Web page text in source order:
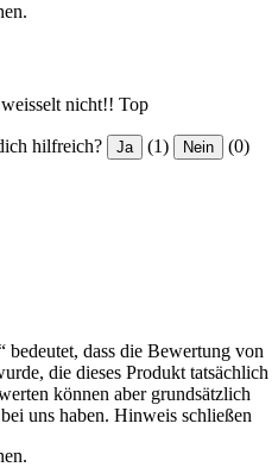
nicht!! Top
hilfreich? Ja (1) Nein (0)
dass die Bewertung von
die dieses Produkt tatsächlich
können aber grundsätzlich
uns haben. Hinweis schließen